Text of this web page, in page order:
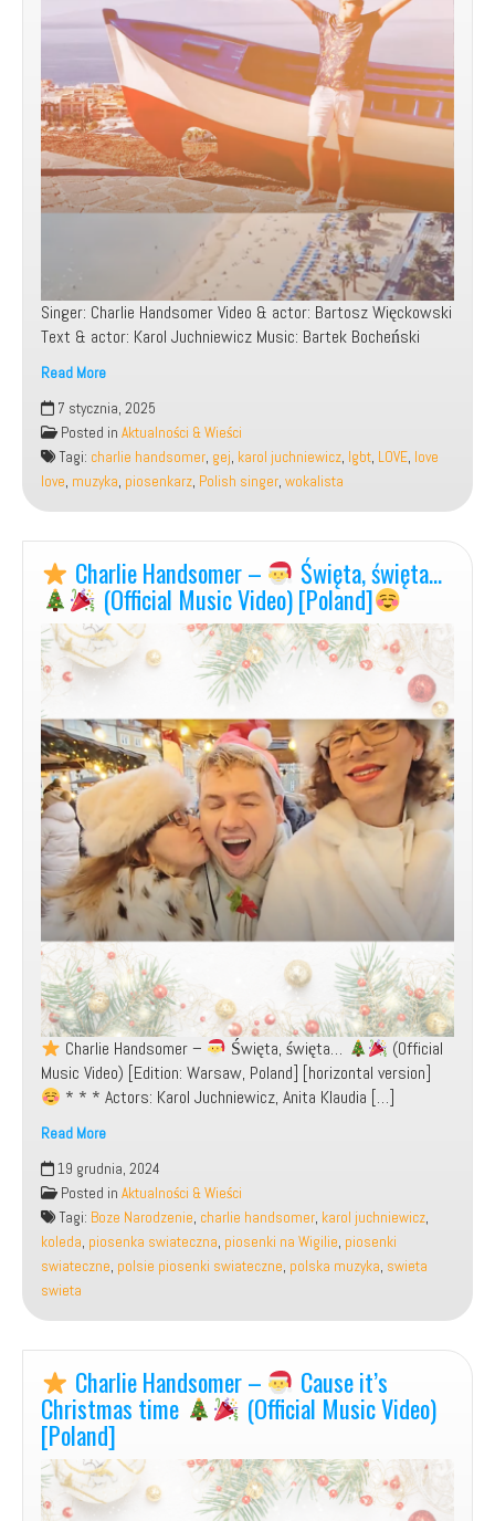
Singer: Charlie Handsomer Video & actor: Bartosz Więckowski
Text & actor: Karol Juchniewicz Music: Bartek Bocheński
Read More
Charlie
Handsomer
–
Love,
Love
[Official
Music
Video]
–
horizontal
version
7 stycznia, 2025
Posted in Aktualności & Wieści
Tagi: charlie handsomer, gej, karol juchniewicz, lgbt, LOVE, love
love, muzyka, piosenkarz, Polish singer, wokalista
Charlie Handsomer – Święta, święta…
(Official Music Video) [Poland]
Charlie Handsomer – Święta, święta…
(Official
Music Video) [Edition: Warsaw, Poland] [horizontal version]
* * * Actors: Karol Juchniewicz, Anita Klaudia […]
Read More
Charlie
Handsomer
–
Święta,
święta…
(Official
Music
Video)
[Poland]
19 grudnia, 2024
Posted in Aktualności & Wieści
Tagi: Boze Narodzenie, charlie handsomer, karol juchniewicz,
koleda, piosenka swiateczna, piosenki na Wigilie, piosenki
swiateczne, polsie piosenki swiateczne, polska muzyka, swieta
swieta
Charlie Handsomer – Cause it’s
Christmas time (Official Music Video)
[Poland]